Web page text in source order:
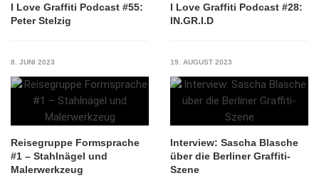
I Love Graffiti Podcast #55:
Peter Stelzig
I Love Graffiti Podcast #28:
IN.GR.I.D
8. JUNI 2023
Reisegruppe Formsprache
#1 – Stahlnägel und
Malerwerkzeug
19. AUGUST 2023
Interview: Sascha Blasche
über die Berliner Graffiti-
Szene